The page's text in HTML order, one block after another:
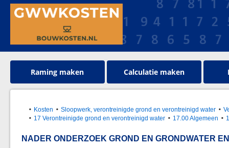
Raming maken Calculatie maken
Kosten Sloopwerk, verontreinigde grond en verontreinigd water
17 Verontreinigde grond en verontreinigd water
17.00 Algemeen
NADER ONDERZOEK GROND EN GRONDWATER